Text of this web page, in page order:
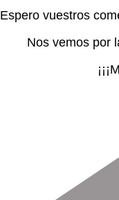
Espero vuestros
Nos vemos por